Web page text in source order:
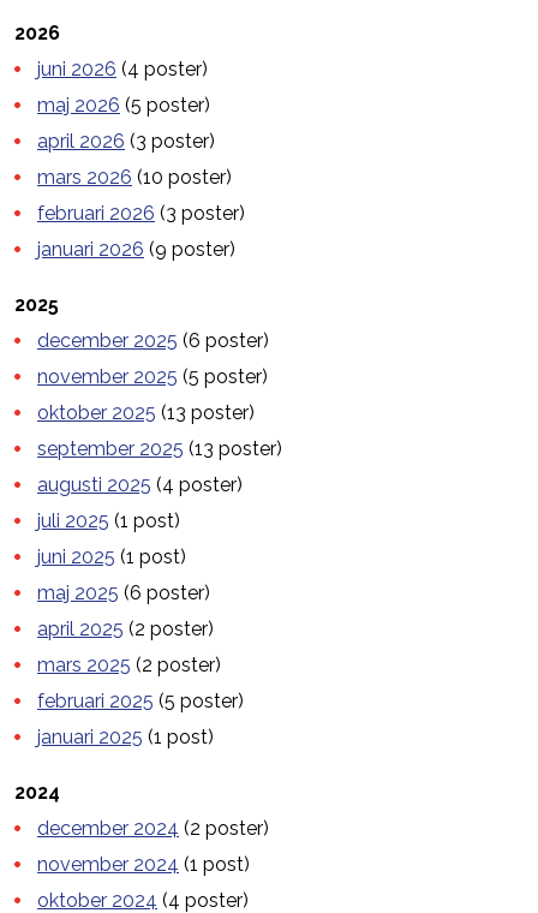
2026
juni 2026 (4 poster)
maj 2026 (5 poster)
april 2026 (3 poster)
mars 2026 (10 poster)
februari 2026 (3 poster)
januari 2026 (9 poster)
2025
december 2025 (6 poster)
november 2025 (5 poster)
oktober 2025 (13 poster)
september 2025 (13 poster)
augusti 2025 (4 poster)
juli 2025 (1 post)
juni 2025 (1 post)
maj 2025 (6 poster)
april 2025 (2 poster)
mars 2025 (2 poster)
februari 2025 (5 poster)
januari 2025 (1 post)
2024
december 2024 (2 poster)
november 2024 (1 post)
oktober 2024 (4 poster)